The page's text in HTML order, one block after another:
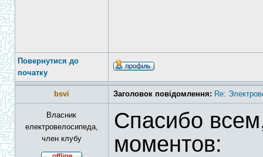
Повернутися до
початку
bsvi Заголовок повідомлення: Re:
Власник
електровелосипеда,
член клубу
Спасибо
моментов: